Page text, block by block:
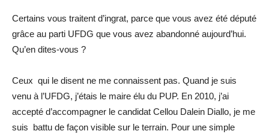
Certains vous traitent d’ingrat, parce que vous avez été député
grâce au parti UFDG que vous avez abandonné aujourd’hui.
Qu’en dites-vous ?
Ceux qui le disent ne me connaissent pas. Quand je suis
venu à l’UFDG, j’étais le maire élu du PUP. En 2010, j’ai
accepté d’accompagner le candidat Cellou Dalein Diallo, je me
suis battu de façon visible sur le terrain. Pour une simple